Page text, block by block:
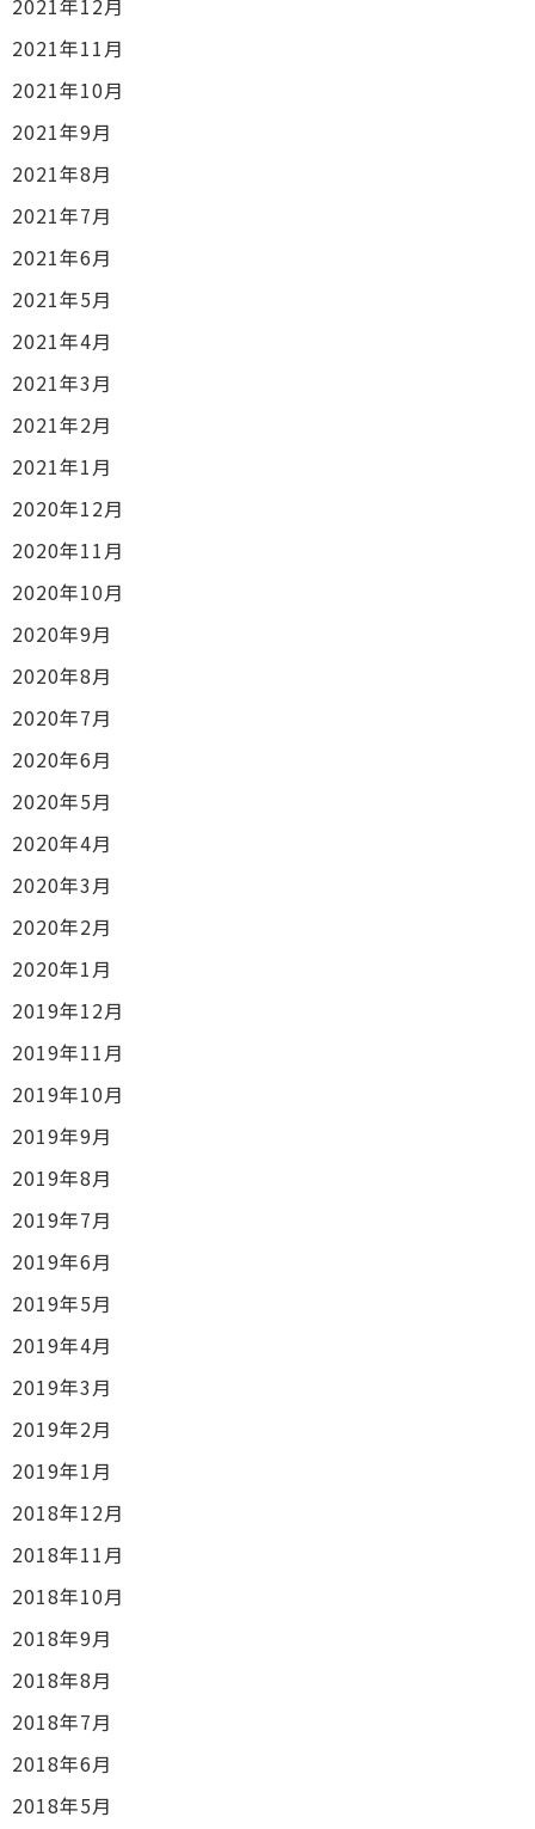
2021年12月
2021年11月
2021年10月
2021年9月
2021年8月
2021年7月
2021年6月
2021年5月
2021年4月
2021年3月
2021年2月
2021年1月
2020年12月
2020年11月
2020年10月
2020年9月
2020年8月
2020年7月
2020年6月
2020年5月
2020年4月
2020年3月
2020年2月
2020年1月
2019年12月
2019年11月
2019年10月
2019年9月
2019年8月
2019年7月
2019年6月
2019年5月
2019年4月
2019年3月
2019年2月
2019年1月
2018年12月
2018年11月
2018年10月
2018年9月
2018年8月
2018年7月
2018年6月
2018年5月